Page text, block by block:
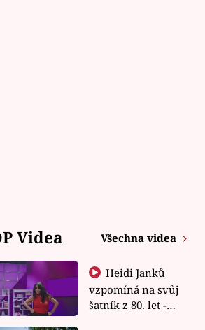
Videa Všechna videa
Heidi Janků
vzpomíná na svůj
šatník z 80. let -